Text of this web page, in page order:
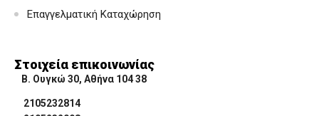
Επαγγελματική Καταχώρηση
Στοιχεία επικοινωνίας
Β. Ουγκώ 30, Αθήνα 104 38
2105232814